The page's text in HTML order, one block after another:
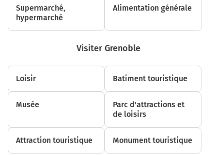
mètres
3,6 km
Tourner à gauche sur D1084 et continuer sur 4,5
3,6 km
8,1 km
Supermarché,
hypermarché
Alimentation générale
Visiter Grenoble
Loisir Batiment touristique
Musée
Parc d'attractions et
de loisirs
Attraction touristique Monument touristique